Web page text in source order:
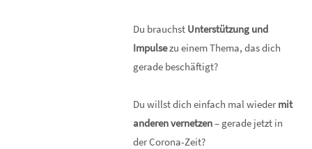
Du brauchst Unterstützung und
Impulsezu einem Thema, das dich
gerade beschäftigt?
Du willst dich einfach mal wieder mit
anderen vernetzen– gerade jetzt in
der Corona-Zeit?